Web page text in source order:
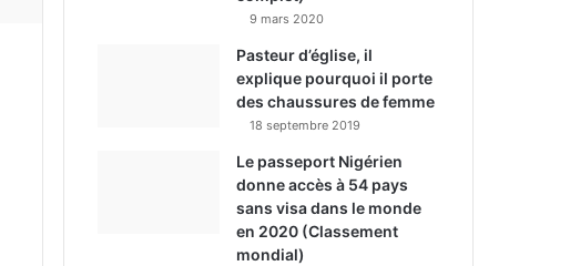
9 mars 2020
Pasteur d’église, il
explique pourquoi il porte
des chaussures de femme
18 septembre 2019
Le passeport Nigérien
donne accès à 54 pays
sans visa dans le monde
en 2020 (Classement
mondial)